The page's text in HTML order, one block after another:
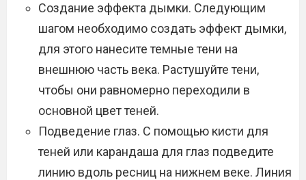
Создание эффекта дымки. Следующим
шагом необходимо создать эффект дымки,
для этого нанесите темные тени на
внешнюю часть века. Растушуйте тени,
чтобы они равномерно переходили в
основной цвет теней.
Подведение глаз. С помощью кисти для
теней или карандаша для глаз подведите
линию вдоль ресниц на нижнем веке. Линия